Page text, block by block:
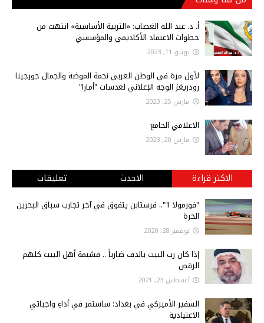
أ‌. د. عبد الله الغصاب: «التربية الأساسية» انتهت من
خطوات الاعتماد الأكاديمي والمؤسسي
يونيو 11, 2023
لأول مرة في الوطن العربي نجمة الموضة والجمال جورجينا
رودريغز الوجه الإعلاني لعدسات "أمارا"
مارس 25, 2023
الاعلامي الجامع
مارس 20, 2023
الاكثر قراءة الاحدث تعليقات
"فورمولا 1".. فرستابن يتفوق في آخر تجارب سباق البحرين
الحرة
نوفمبر 28, 2020
إذا كان رب البيت بالدف ضارباً .. فشيمة أهل البيت كلهم
الرقص
أغسطس 23, 2021
السفير الأميركي في بغداد: ساستمر في أداءِ واجباتي
الاعتيادية